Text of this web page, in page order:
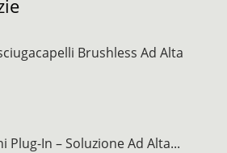
Brushless Ad Alta
Plug-In – Soluzione Ad Alta...